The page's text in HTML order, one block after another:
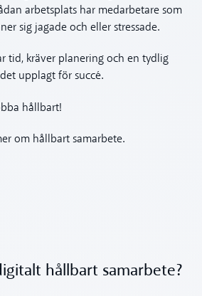
arbetsplats har medarbetare som
sig jagade och eller stressade.
tid, kräver planering och en tydlig
upplagt för succé.
hållbart!
om hållbart samarbete.
hållbart samarbete?